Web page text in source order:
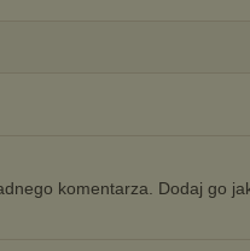
komentarza. Dodaj go